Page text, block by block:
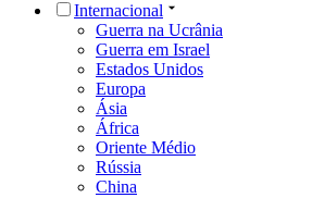
Internacional
Guerra na Ucrânia
Guerra em Israel
Estados Unidos
Europa
Ásia
África
Oriente Médio
Rússia
China